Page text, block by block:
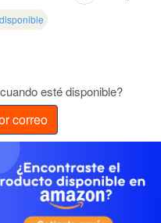
esté disponible?
correo